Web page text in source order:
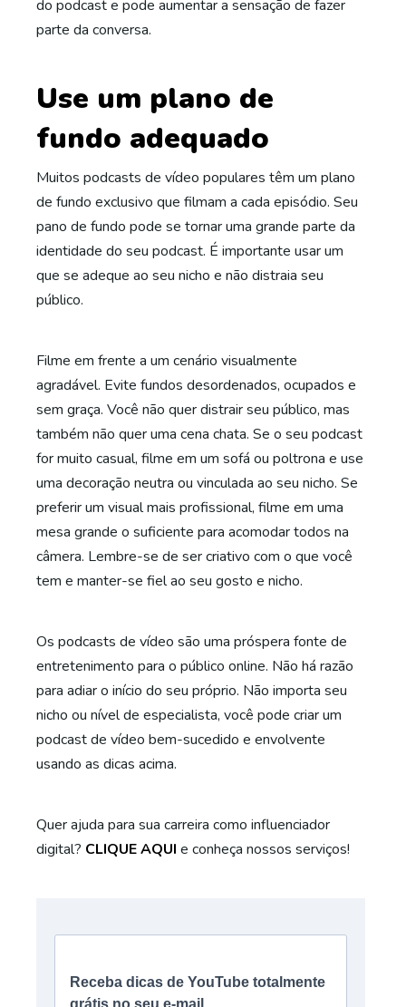
do podcast e pode aumentar a sensação de fazer
parte da conversa.
Use um plano de
fundo adequado
Muitos podcasts de vídeo populares têm um plano
de fundo exclusivo que filmam a cada episódio. Seu
pano de fundo pode se tornar uma grande parte da
identidade do seu podcast. É importante usar um
que se adeque ao seu nicho e não distraia seu
público.
Filme em frente a um cenário visualmente
agradável. Evite fundos desordenados, ocupados e
sem graça. Você não quer distrair seu público, mas
também não quer uma cena chata. Se o seu podcast
for muito casual, filme em um sofá ou poltrona e use
uma decoração neutra ou vinculada ao seu nicho. Se
preferir um visual mais profissional, filme em uma
mesa grande o suficiente para acomodar todos na
câmera. Lembre-se de ser criativo com o que você
tem e manter-se fiel ao seu gosto e nicho.
Os podcasts de vídeo são uma próspera fonte de
entretenimento para o público online. Não há razão
para adiar o início do seu próprio. Não importa seu
nicho ou nível de especialista, você pode criar um
podcast de vídeo bem-sucedido e envolvente
usando as dicas acima.
Quer ajuda para sua carreira como influenciador
digital? CLIQUE AQUI e conheça nossos serviços!